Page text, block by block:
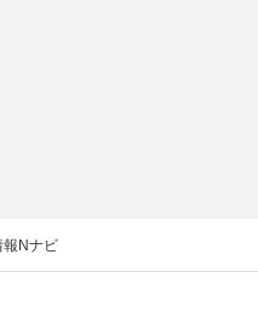
報Nナビ